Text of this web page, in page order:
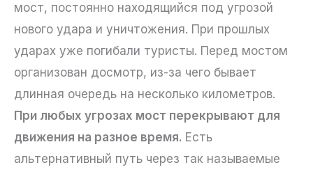
мост, постоянно находящийся под угрозой
нового удара и уничтожения. При прошлых
ударах уже погибали туристы. Перед мостом
организован досмотр, из-за чего бывает
длинная очередь на несколько километров.
При любых угрозах мост перекрывают для
движения на разное время. Есть
альтернативный путь через так называемые